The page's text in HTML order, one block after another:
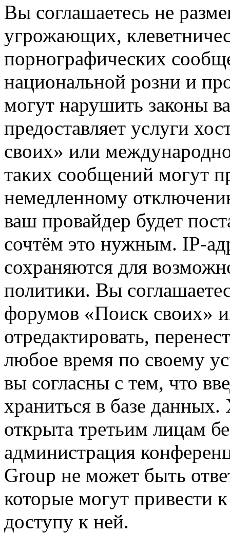
Вы соглашаетесь не
угрожающих,
порнографических
национальной розни и
могут нарушить законы
предоставляет услуги
своих» или
таких сообщений могут
немедленному
ваш провайдер будет
сочтём это нужным. IP-
сохраняются для
политики. Вы
форумов «Поиск своих»
отредактировать,
любое время по своему
вы согласны с тем, что
храниться в базе
открыта третьим лицам
администрация
Group не может быть
которые могут привести
доступу к ней.